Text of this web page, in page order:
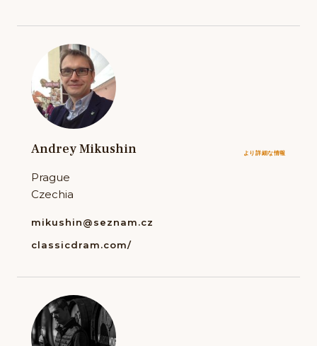
Andrey Mikushin より詳細な情報
Prague
Czechia
mikushin@seznam.cz
classicdram.com/